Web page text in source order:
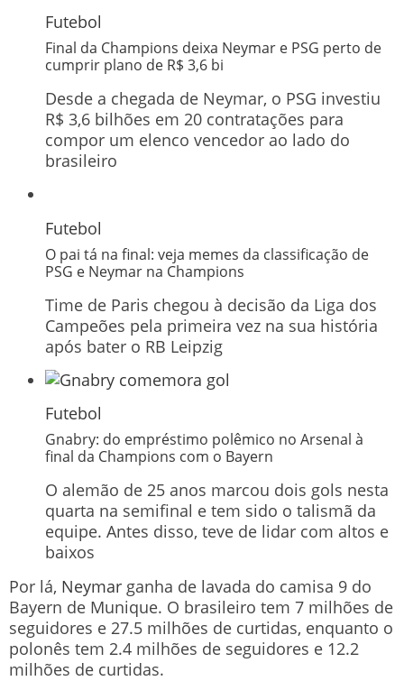
Futebol
Final da Champions deixa Neymar e PSG perto de
cumprir plano de R$ 3,6 bi
Desde a chegada de Neymar, o PSG investiu
R$ 3,6 bilhões em 20 contratações para
compor um elenco vencedor ao lado do
brasileiro
Futebol
O pai tá na final: veja memes da classificação de
PSG e Neymar na Champions
Time de Paris chegou à decisão da Liga dos
Campeões pela primeira vez na sua história
após bater o RB Leipzig
Futebol
Gnabry: do empréstimo polêmico no Arsenal à
final da Champions com o Bayern
O alemão de 25 anos marcou dois gols nesta
quarta na semifinal e tem sido o talismã da
equipe. Antes disso, teve de lidar com altos e
baixos
Por lá, Neymar ganha de lavada do camisa 9 do
Bayern de Munique. O brasileiro tem 7 milhões de
seguidores e 27.5 milhões de curtidas, enquanto o
polonês tem 2.4 milhões de seguidores e 12.2
milhões de curtidas.